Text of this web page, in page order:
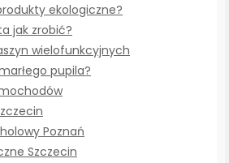
ekologiczne?
jak zrobić?
wielofunkcyjnych
pupila?
Poznań
Szczecin